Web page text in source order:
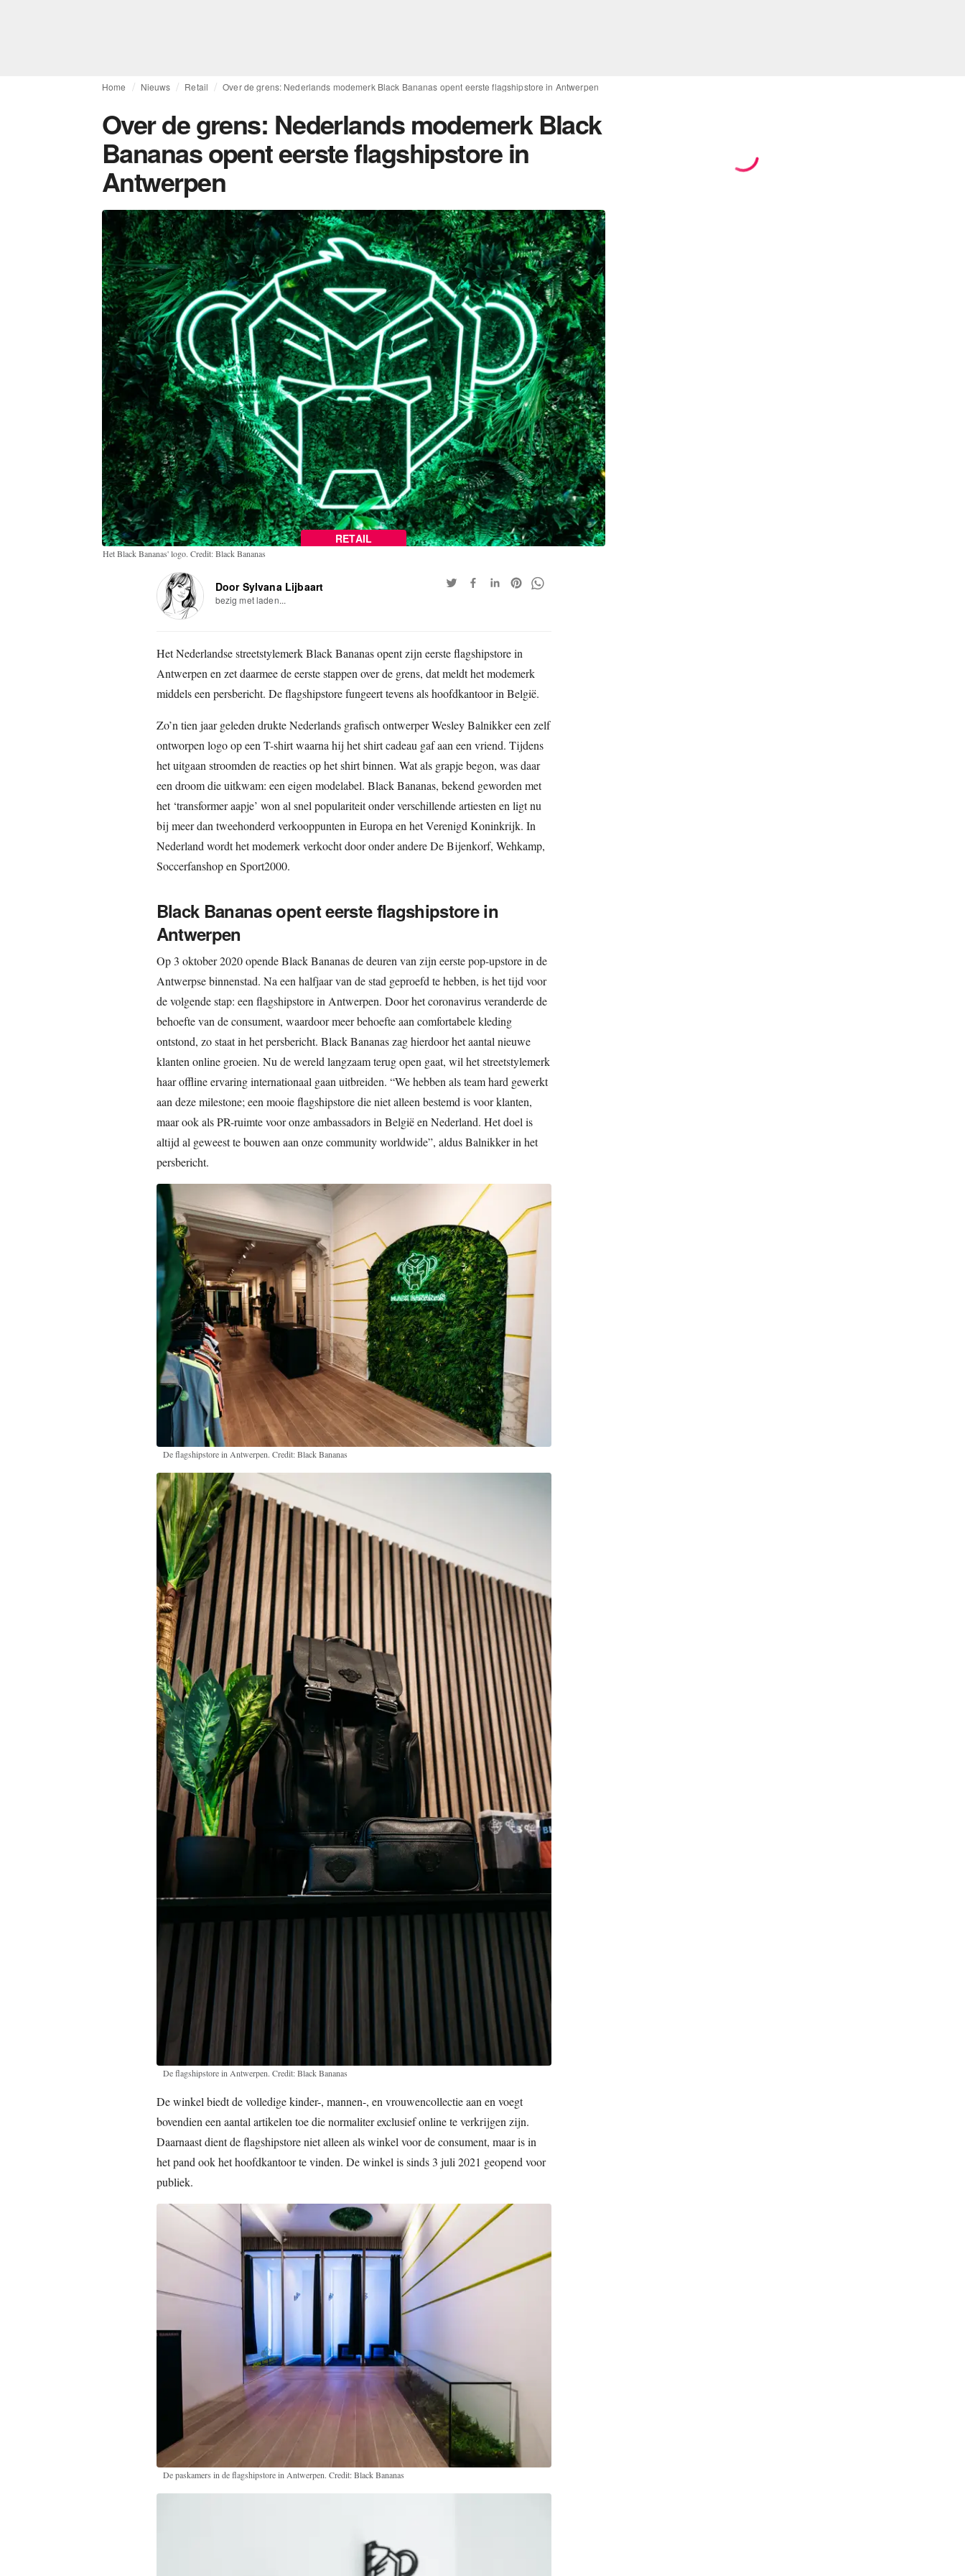
Home Nieuws Retail Over de grens: Nederlands modemerk Black Bananas opent eerste flagshipstore in Antwerpen
Over de grens: Nederlands modemerk Black
Bananas opent eerste flagshipstore in
Antwerpen
RETAIL
Het Black Bananas' logo. Credit: Black Bananas
Door Sylvana Lijbaart
bezig met laden...
Het Nederlandse streetstylemerk Black Bananas opent zijn eerste flagshipstore in
Antwerpen en zet daarmee de eerste stappen over de grens, dat meldt het modemerk
middels een persbericht. De flagshipstore fungeert tevens als hoofdkantoor in België.
Zo’n tien jaar geleden drukte Nederlands grafisch ontwerper Wesley Balnikker een zelf
ontworpen logo op een T-shirt waarna hij het shirt cadeau gaf aan een vriend. Tijdens
het uitgaan stroomden de reacties op het shirt binnen. Wat als grapje begon, was daar
een droom die uitkwam: een eigen modelabel. Black Bananas, bekend geworden met
het ‘transformer aapje’ won al snel populariteit onder verschillende artiesten en ligt nu
bij meer dan tweehonderd verkooppunten in Europa en het Verenigd Koninkrijk. In
Nederland wordt het modemerk verkocht door onder andere De Bijenkorf, Wehkamp,
Soccerfanshop en Sport2000.
Black Bananas opent eerste flagshipstore in
Antwerpen
Op 3 oktober 2020 opende Black Bananas de deuren van zijn eerste pop-upstore in de
Antwerpse binnenstad. Na een halfjaar van de stad geproefd te hebben, is het tijd voor
de volgende stap: een flagshipstore in Antwerpen. Door het coronavirus veranderde de
behoefte van de consument, waardoor meer behoefte aan comfortabele kleding
ontstond, zo staat in het persbericht. Black Bananas zag hierdoor het aantal nieuwe
klanten online groeien. Nu de wereld langzaam terug open gaat, wil het streetstylemerk
haar offline ervaring internationaal gaan uitbreiden. “We hebben als team hard gewerkt
aan deze milestone; een mooie flagshipstore die niet alleen bestemd is voor klanten,
maar ook als PR-ruimte voor onze ambassadors in België en Nederland. Het doel is
altijd al geweest te bouwen aan onze community worldwide”, aldus Balnikker in het
persbericht.
De flagshipstore in Antwerpen. Credit: Black Bananas
De flagshipstore in Antwerpen. Credit: Black Bananas
De winkel biedt de volledige kinder-, mannen-, en vrouwencollectie aan en voegt
bovendien een aantal artikelen toe die normaliter exclusief online te verkrijgen zijn.
Daarnaast dient de flagshipstore niet alleen als winkel voor de consument, maar is in
het pand ook het hoofdkantoor te vinden. De winkel is sinds 3 juli 2021 geopend voor
publiek.
De paskamers in de flagshipstore in Antwerpen. Credit: Black Bananas